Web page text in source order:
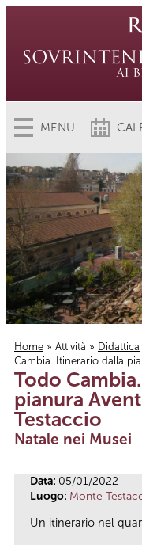
MENU
Tu sei qui
Home » Attività » Didattica
Cambia. Itinerario dalla
Todo
pianura
Testaccio
Natale nei Musei
Data: 05/01/2022
Luogo: Monte
Un itinerario nel